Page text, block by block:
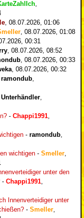
,
, 08.07.2026, 01:06
, 08.07.2026, 01:08
00:31
, 08.07.2026, 08:52
, 08.07.2026, 00:33
, 08.07.2026, 00:32
ramondub,
Unterhändler,
- Chappi1991,
- ramondub,
wichtigen - Smeller,
unter den
- Chappi1991,
Innenverteidiger unter
- Smeller,